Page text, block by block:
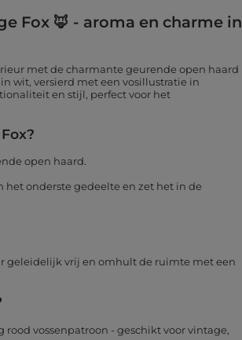
Fox 🦊 - aroma en charme in
met de charmante geurende open haard
wit, versierd met een vosillustratie in
en stijl, perfect voor het
open haard.
onderste gedeelte en zet het in de
geleidelijk vrij en omhult de ruimte met een
vossenpatroon - geschikt voor vintage,